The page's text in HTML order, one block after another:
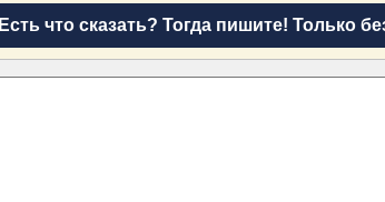
Есть что сказать? Тогда пишите! Только